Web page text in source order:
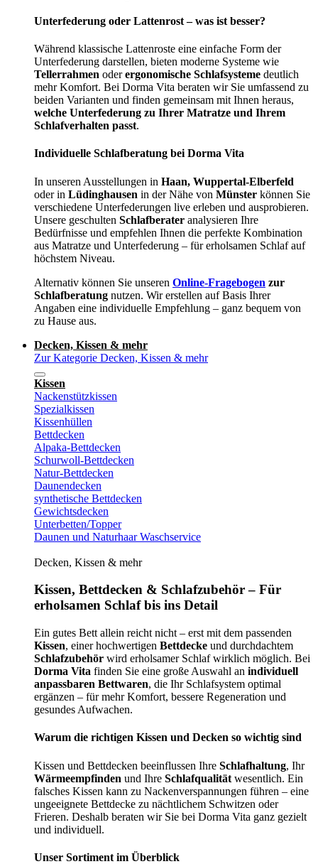
Unterfederung oder Lattenrost – was ist besser?
Während klassische Lattenroste eine einfache Form der
Unterfederung darstellen, bieten moderne Systeme wie
Tellerrahmen oderergonomische Schlafsysteme deutlich
mehr Komfort. Bei Dorma Vita beraten wir Sie umfassend zu
beiden Varianten und finden gemeinsam mit Ihnen heraus,
welche Unterfederung zu Ihrer Matratze und Ihrem
Schlafverhalten passt.
Individuelle Schlafberatung bei Dorma Vita
In unseren Ausstellungen in Haan, Wuppertal-Elberfeld
oder in Lüdinghausen in der Nähe von Münster können Sie
verschiedene Unterfederungen live erleben und ausprobieren.
Unsere geschulten Schlafberater analysieren Ihre
Bedürfnisse und empfehlen Ihnen die perfekte Kombination
aus Matratze und Unterfederung – für erholsamen Schlaf auf
höchstem Niveau.
Alternativ können Sie unseren Online-Fragebogen zur
Schlafberatung nutzen. Wir erstellen auf Basis Ihrer
Angaben eine individuelle Empfehlung – ganz bequem von
zu Hause aus.
Decken, Kissen & mehr
Zur Kategorie Decken, Kissen & mehr
Kissen
Nackenstützkissen
Spezialkissen
Kissenhüllen
Bettdecken
Alpaka-Bettdecken
Schurwoll-Bettdecken
Natur-Bettdecken
Daunendecken
synthetische Bettdecken
Gewichtsdecken
Unterbetten/Topper
Daunen und Naturhaar Waschservice
Decken, Kissen & mehr
Kissen, Bettdecken & Schlafzubehör – Für
erholsamen Schlaf bis ins Detail
Ein gutes Bett allein reicht nicht – erst mit dem passenden
Kissen, einer hochwertigen Bettdecke und durchdachtem
Schlafzubehör wird erholsamer Schlaf wirklich möglich. Bei
Dorma Vita finden Sie eine große Auswahl an individuell
anpassbaren Bettwaren, die Ihr Schlafsystem optimal
ergänzen – für mehr Komfort, bessere Regeneration und
gesundes Aufwachen.
Warum die richtigen Kissen und Decken so wichtig sind
Kissen und Bettdecken beeinflussen Ihre Schlafhaltung, Ihr
Wärmeempfinden und Ihre Schlafqualität wesentlich. Ein
falsches Kissen kann zu Nackenverspannungen führen – eine
ungeeignete Bettdecke zu nächtlichem Schwitzen oder
Frieren. Deshalb beraten wir Sie bei Dorma Vita ganz gezielt
und individuell.
Unser Sortiment im Überblick